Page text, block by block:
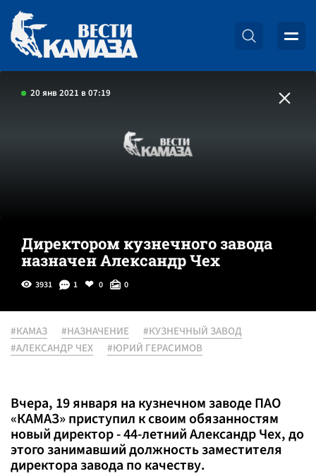
20 янв 2021 в 07:19
Директором кузнечного завода
назначен Александр Чех
3931 1 0 0
#КАМАЗ #НАЗНАЧЕНИЕ
#КУЗНЕЧНЫЙ ЗАВОД
#АЛЕКСАНДР ЧЕХ
#ЮРИЙ ГЕРАСИМОВ
Вчера, 19 января на кузнечном заводе ПАО
«КАМАЗ» приступил к своим обязанностям
новый директор - 44-летний Александр Чех, до
этого занимавший должность заместителя
директора завода по качеству.